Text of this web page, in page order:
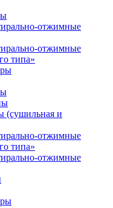
отжимные
отжимные
типа»
(сушильная и
отжимные
типа»
отжимные